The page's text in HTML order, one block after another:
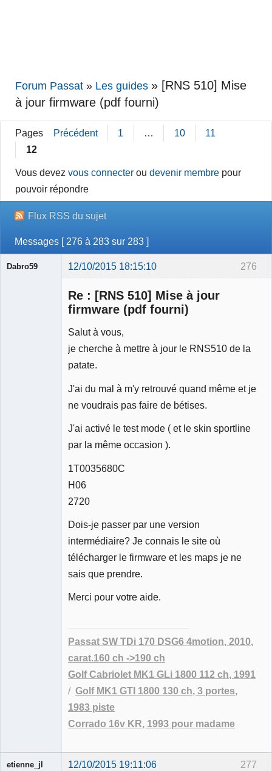
Forum Passat » Les guides » [RNS 510] Mise
à jour firmware (pdf fourni)
Pages Précédent 1 … 10
11
12
Vous devezvous connecter oudevenir membre pour
pouvoir répondre
Flux RSS du sujet
Messages [ 276 à 283 sur 283 ]
276
Dabro59 12/10/2015 18:15:10
Re : [RNS 510] Mise à jour
firmware (pdf fourni)
Salut à vous,
je cherche à mettre à jour le RNS510 de la
patate.
J'ai du mal à m'y retrouvé quand même et je
ne voudrais pas faire de bétises.
J'ai activé le test mode ( et le skin sportline
par la même occasion ).
1T0035680C
H06
2720
Dois-je passer par une version
intermédiaire? Je connais le site où
télécharger le firmware et les maps je ne
sais que prendre.
Merci pour votre aide.
Passat SW TDi 170 DSG6 4motion, 2010,
carat.160 ch ->190 ch
Golf Cabriolet MK1 GLi 1800 112 ch, 1991
/ Golf MK1 GTI 1800 130 ch, 3 portes,
1983 piste
Corrado 16v KR, 1993 pour madame
277
etienne_jl 12/10/2015 19:11:06